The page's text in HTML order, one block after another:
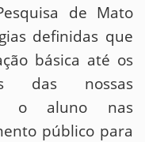
de Mato
definidas que
básica até os
das nossas
o aluno nas
público para